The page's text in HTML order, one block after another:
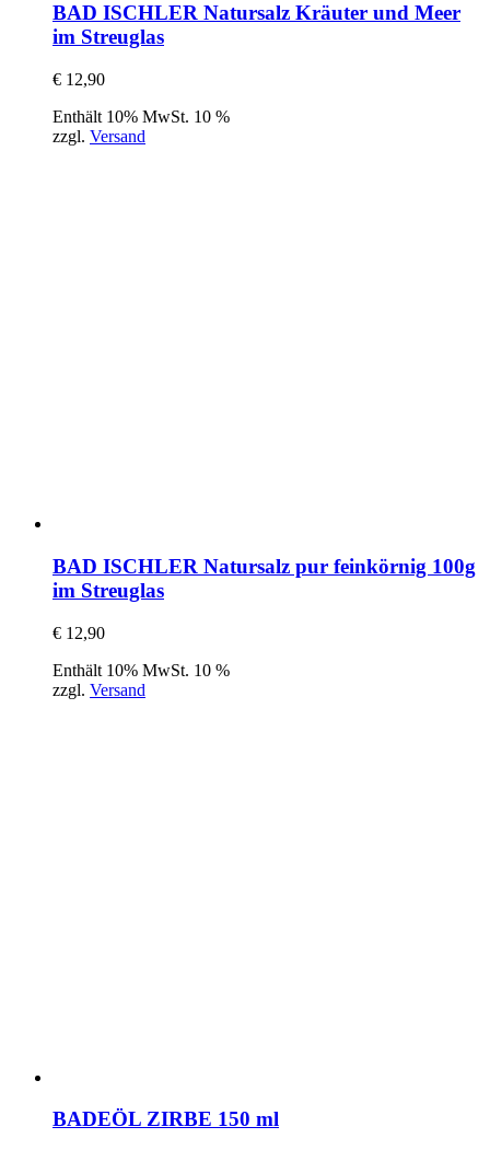
BAD ISCHLER Natursalz Kräuter und Meer
im Streuglas
€ 12,90
Enthält 10% MwSt. 10 %
zzgl. Versand
BAD ISCHLER Natursalz pur feinkörnig 100g
im Streuglas
€ 12,90
Enthält 10% MwSt. 10 %
zzgl. Versand
BADEÖL ZIRBE 150 ml